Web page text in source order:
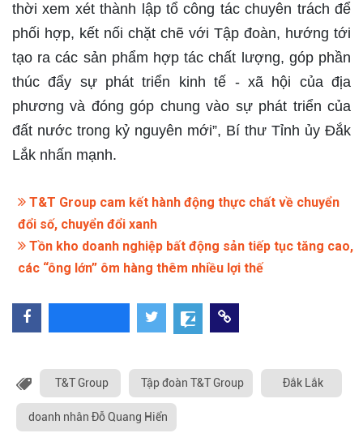
thời xem xét thành lập tổ công tác chuyên trách để
phối hợp, kết nối chặt chẽ với Tập đoàn, hướng tới
tạo ra các sản phẩm hợp tác chất lượng, góp phần
thúc đẩy sự phát triển kinh tế - xã hội của địa
phương và đóng góp chung vào sự phát triển của
đất nước trong kỷ nguyên mới”, Bí thư Tỉnh ủy Đắk
Lắk nhấn mạnh.
T&T Group cam kết hành động thực chất về chuyển
đổi số, chuyển đổi xanh
Tồn kho doanh nghiệp bất động sản tiếp tục tăng cao,
các “ông lớn” ôm hàng thêm nhiều lợi thế
T&T Group Tập đoàn T&T Group Đắk Lắk
doanh nhân Đỗ Quang Hiển